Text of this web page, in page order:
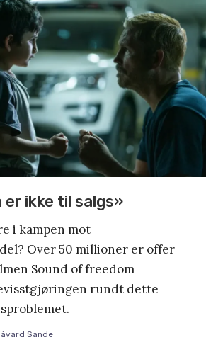
er ikke til salgs»
i kampen mot
Over 50 millioner er offer
Sound of freedom
rundt dette
Sande